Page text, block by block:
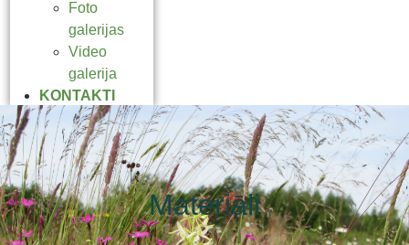
Foto
galerijas
Video
galerija
KONTAKTI
Materiāli